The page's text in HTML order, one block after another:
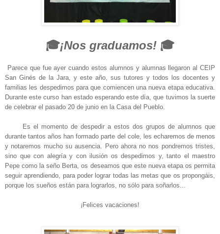
🎓¡Nos graduamos! 🎓
Parece que fue ayer cuando estos alumnos y alumnas llegaron al CEIP
San Ginés de la Jara, y este año, sus tutores y todos los docentes y
familias les despedimos para que comiencen una nueva etapa educativa.
Durante este curso han estado esperando este día, que tuvimos la suerte
de celebrar el pasado 20 de junio en la Casa del Pueblo.
Es el momento de despedir a estos dos grupos de alumnos que
durante tantos años han formado parte del cole, les echaremos de menos
y notaremos mucho su ausencia. Pero ahora no nos pondremos tristes,
sino que con alegría y con ilusión os despedimos y, tanto el maestro
Pepe como la seño Berta, os deseamos que este nueva etapa os permita
seguir aprendiendo, para poder lograr todas las metas que os propongáis,
porque los sueños están para lograrlos, no sólo para soñarlos...
¡Felices vacaciones!